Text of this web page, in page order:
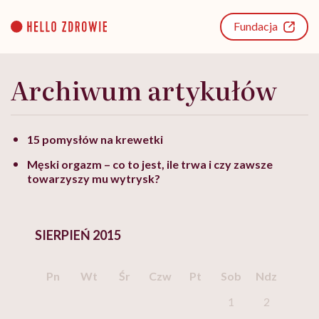
content
Fundacja
Archiwum artykułów
15 pomysłów na krewetki
Męski orgazm – co to jest, ile trwa i czy zawsze
towarzyszy mu wytrysk?
SIERPIEŃ 2015
Pn Wt Śr Czw Pt Sob
Ndz
1
2